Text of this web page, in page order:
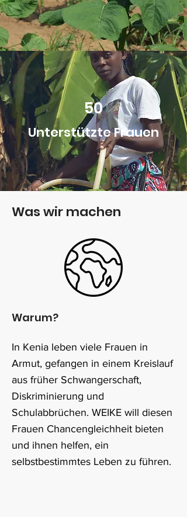
50
Unterstützte Frauen
Was wir machen
Warum?
In Kenia leben viele Frauen in
Armut, gefangen in einem Kreislauf
aus früher Schwangerschaft,
Diskriminierung und
Schulabbrüchen. WEIKE will diesen
Frauen Chancengleichheit bieten
und ihnen helfen, ein
selbstbestimmtes Leben zu führen.